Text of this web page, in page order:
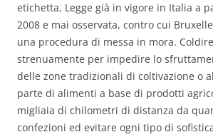
etichetta, Legge già in vigore in Italia a
2008 e mai osservata, contro cui
una procedura di messa in mora.
strenuamente per impedire lo
delle zone tradizionali di coltivazione o
parte di alimenti a base di prodotti
migliaia di chilometri di distanza da
confezioni ed evitare ogni tipo di